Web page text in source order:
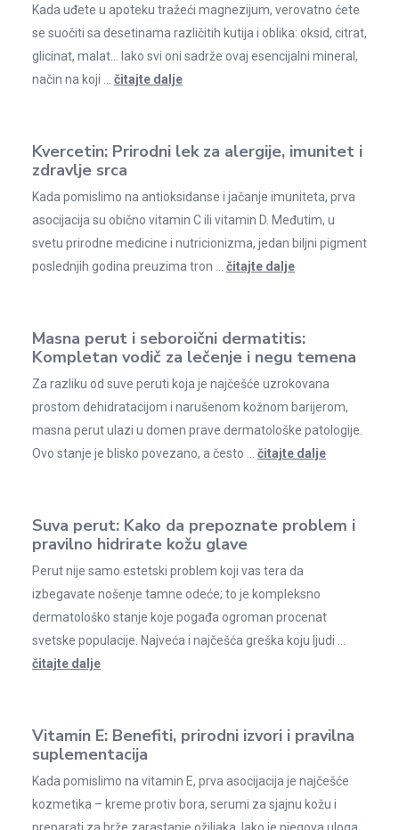
Kada uđete u apoteku tražeći magnezijum, verovatno ćete
se suočiti sa desetinama različitih kutija i oblika: oksid, citrat,
glicinat, malat… Iako svi oni sadrže ovaj esencijalni mineral,
način na koji ... čitajte dalje
Kvercetin: Prirodni lek za alergije, imunitet i
zdravlje srca
Kada pomislimo na antioksidanse i jačanje imuniteta, prva
asocijacija su obično vitamin C ili vitamin D. Međutim, u
svetu prirodne medicine i nutricionizma, jedan biljni pigment
poslednjih godina preuzima tron ... čitajte dalje
Masna perut i seboroični dermatitis:
Kompletan vodič za lečenje i negu temena
Za razliku od suve peruti koja je najčešće uzrokovana
prostom dehidratacijom i narušenom kožnom barijerom,
masna perut ulazi u domen prave dermatološke patologije.
Ovo stanje je blisko povezano, a često ... čitajte dalje
Suva perut: Kako da prepoznate problem i
pravilno hidrirate kožu glave
Perut nije samo estetski problem koji vas tera da
izbegavate nošenje tamne odeće; to je kompleksno
dermatološko stanje koje pogađa ogroman procenat
svetske populacije. Najveća i najčešća greška koju ljudi ...
čitajte dalje
Vitamin E: Benefiti, prirodni izvori i pravilna
suplementacija
Kada pomislimo na vitamin E, prva asocijacija je najčešće
kozmetika – kreme protiv bora, serumi za sjajnu kožu i